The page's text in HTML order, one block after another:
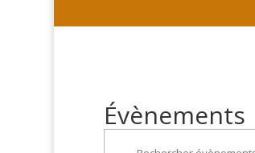
Évènements
Recherche